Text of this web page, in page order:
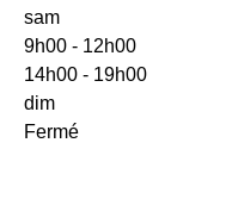
sam
9h00 - 12h00
14h00 - 19h00
dim
Fermé